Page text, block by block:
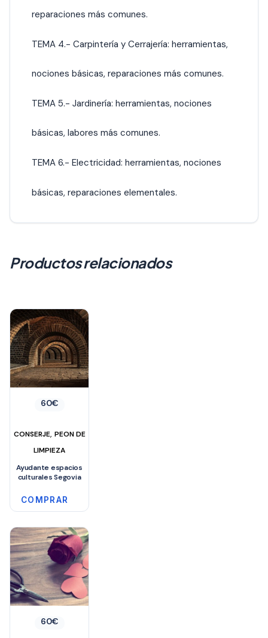
reparaciones más comunes.
TEMA 4.- Carpintería y Cerrajería: herramientas,
nociones básicas, reparaciones más comunes.
TEMA 5.- Jardinería: herramientas, nociones
básicas, labores más comunes.
TEMA 6.- Electricidad: herramientas, nociones
básicas, reparaciones elementales.
Productos relacionados
60€
CONSERJE, PEON DE
LIMPIEZA
Ayudante espacios
culturales Segovia
COMPRAR
60€